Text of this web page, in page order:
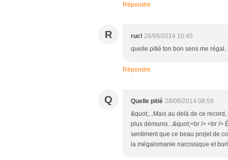
Répondre
R rucl 28/09/2014 10:45
quelle pitié ton bon sens me régal.
Répondre
Q Quelle pitié 28/09/2014 08:59
&quot;...Mais au delà de ce
plus démunis...&quot;<br /> <br />
sentiment que ce beau projet de
la mégalomanie narcissique et